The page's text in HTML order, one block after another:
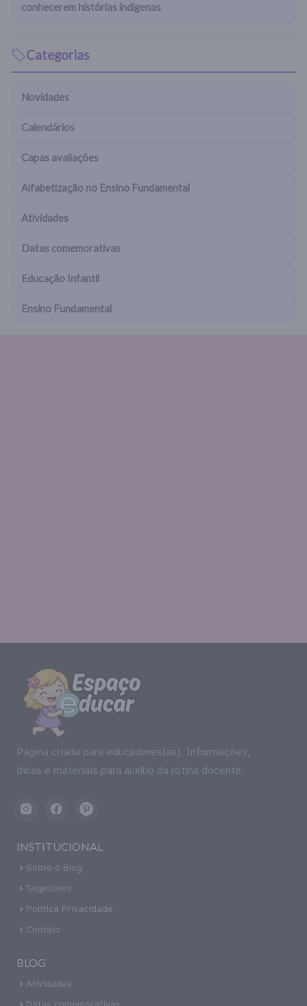
conhecerem histórias indígenas
Categorias
Novidades
Calendários
Capas avaliações
Alfabetização no Ensino Fundamental
Atividades
Datas comemorativas
Educação Infantil
Ensino Fundamental
Página criada para educadores(as). Informações,
dicas e materiais para auxílio da rotina docente.
INSTITUCIONAL
Sobre o Blog
Sugestoes
Política Privacidade
Contato
BLOG
Atividades